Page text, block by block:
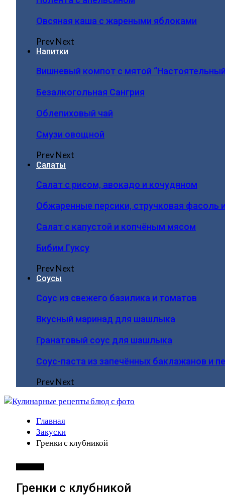
Овсяная каша с жареными яблоками
PrevNext
Напитки
Вишневый компот с мятой
Безалкогольная Сангрия
Облепиховый чай
Смузи овощной
PrevNext
Салаты
Салат с рисом, авокадо и кочудяном
Обжаренные персики, стручковая фасоль
Салат с капустой и копчёным мясом
Бибим Гуксу
PrevNext
Соусы
Соус из свежего базилика и томатов
Вкусный маринад для шашлыка
Гранатовый соус для шашлыка
Соус-паста из запечённых баклажанов и
PrevNext
Главная
Закуски
Гренки с клубникой
Гренки с клубникой